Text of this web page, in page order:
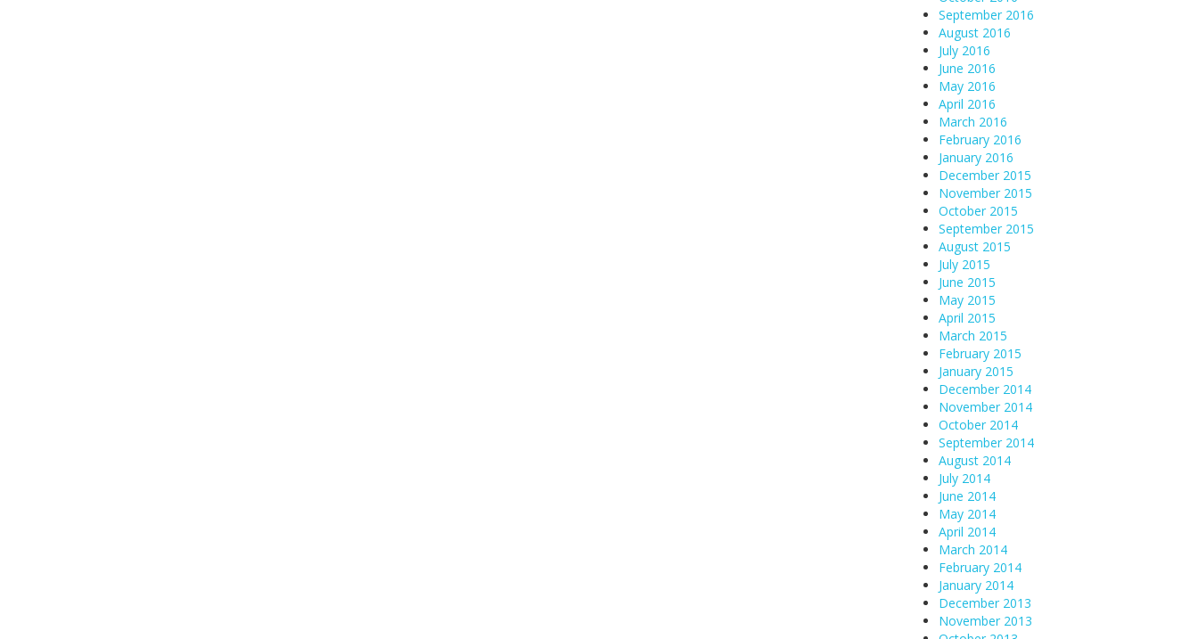
September 2016
August 2016
July 2016
June 2016
May 2016
April 2016
March 2016
February 2016
January 2016
December 2015
November 2015
October 2015
September 2015
August 2015
July 2015
June 2015
May 2015
April 2015
March 2015
February 2015
January 2015
December 2014
November 2014
October 2014
September 2014
August 2014
July 2014
June 2014
May 2014
April 2014
March 2014
February 2014
January 2014
December 2013
November 2013